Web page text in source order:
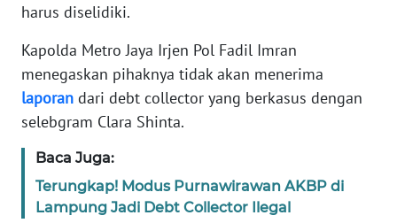
harus diselidiki.
Kapolda Metro Jaya Irjen Pol Fadil Imran
menegaskan pihaknya tidak akan menerima
laporan dari debt collector yang berkasus dengan
selebgram Clara Shinta.
Baca Juga:
Terungkap! Modus Purnawirawan AKBP di
Lampung Jadi Debt Collector Ilegal
INDEKS
BERITA
KONTAK
KAMI
INFO
TENTANG